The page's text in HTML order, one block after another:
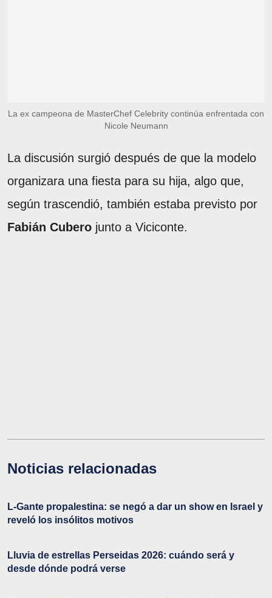
La ex campeona de MasterChef Celebrity continúa enfrentada con
Nicole Neumann
La discusión surgió después de que la modelo
organizara una fiesta para su hija, algo que,
según trascendió, también estaba previsto por
Fabián Cubero junto a Viciconte.
Noticias relacionadas
L-Gante propalestina: se negó a dar un show en Israel y
reveló los insólitos motivos
Lluvia de estrellas Perseidas 2026: cuándo será y
desde dónde podrá verse